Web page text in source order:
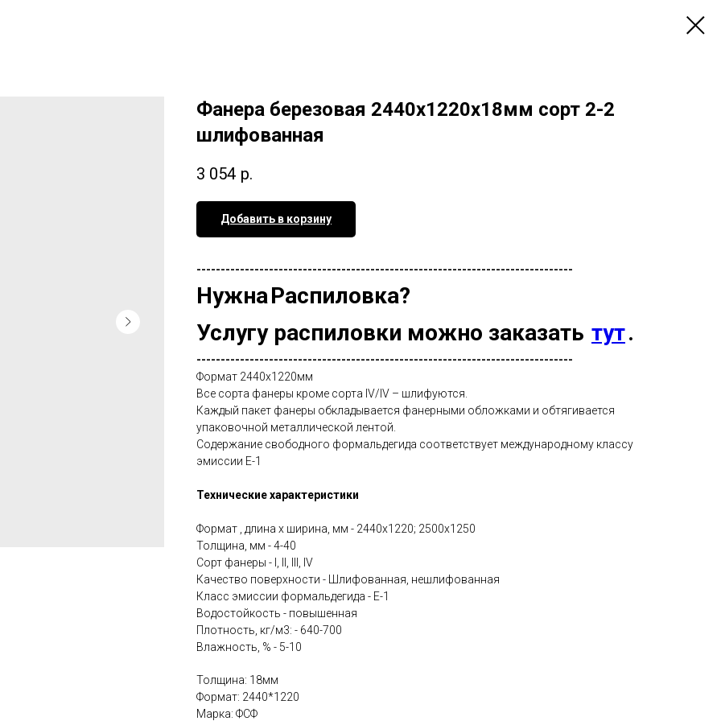
Фанера березовая 2440х1220х18мм сорт 2-2
шлифованная
3 054 р.
Добавить в корзину
------------------------------------------------------------------------------
НужнаРаспиловка?
Услугу распиловки можно заказать тут.
------------------------------------------------------------------------------
Формат 2440х1220мм
Все сорта фанеры кроме сорта IV/IV – шлифуются.
Каждый пакет фанеры обкладывается фанерными обложками и обтягивается
упаковочной металлической лентой.
Содержание свободного формальдегида соответствует международному классу
эмиссии E-1
Технические характеристики
Формат , длина х ширина, мм - 2440х1220; 2500х1250
Толщина, мм - 4-40
Сорт фанеры - I, II, III, IV
Качество поверхности - Шлифованная, нешлифованная
Класс эмиссии формальдегида - Е-1
Водостойкость - повышенная
Плотность, кг/м3: - 640-700
Влажность, % - 5-10
Толщина: 18мм
Формат: 2440*1220
Марка: ФСФ